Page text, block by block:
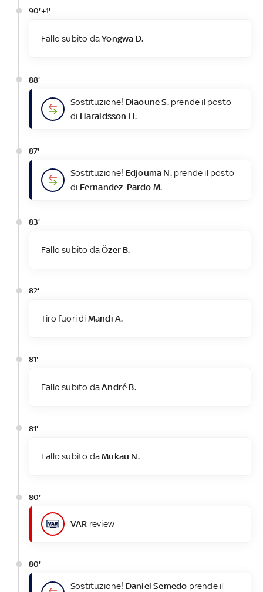
90'+1'
Fallo subito daYongwa D.
88'
Sostituzione! Diaoune S.prende il posto
di Haraldsson H.
87'
Sostituzione! Edjouma N.prende il posto
di Fernandez-Pardo M.
83'
Fallo subito daÖzer B.
82'
Tiro fuori di Mandi A.
81'
Fallo subito daAndré B.
81'
Fallo subito daMukau N.
80'
VAR review
80'
Sostituzione! Daniel Semedo prende il